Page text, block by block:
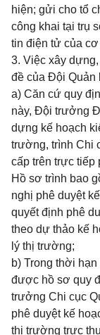
hiện; gửi cho tổ
công khai tại trụ
tin điện tử của
3. Việc xây
đề của Đội
a) Căn cứ quy
này, Đội trưởng
dựng kế hoạch
trường, trình Chi
cấp trên trực tiếp
Hồ sơ trình bao
nghị phê duyệt
quyết định phê
theo dự thảo kế
lý thị trường;
b) Trong thời
được hồ sơ quy
trưởng Chi cục
phê duyệt kế
thị trường trực